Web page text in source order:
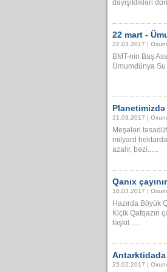
dəyişiklikləri
22 mart -
22.03.2017 |
BMT-nin Baş
Ümumdünya
21.03.2017 |
Meşələri
milyard
azalır, bəzi......
Qanıx
18.03.2017 |
Hazırda Böyük
Kiçik Qafqazın
təşkil......
25.02.2017 |